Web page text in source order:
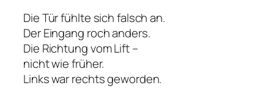
Die Tür fühlte sich falsch an.
Der Eingang roch anders.
Die Richtung vom Lift –
nicht wie früher.
Links war rechts geworden.